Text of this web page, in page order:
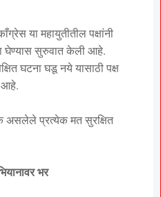
या महायुतीतील पक्षांनी
घेण्यास सुरुवात केली आहे.
घटना घडू नये यासाठी पक्ष
आहे.
असलेले प्रत्येक मत सुरक्षित
भर